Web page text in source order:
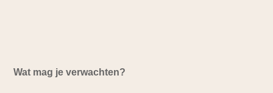
Wat mag je verwachten?